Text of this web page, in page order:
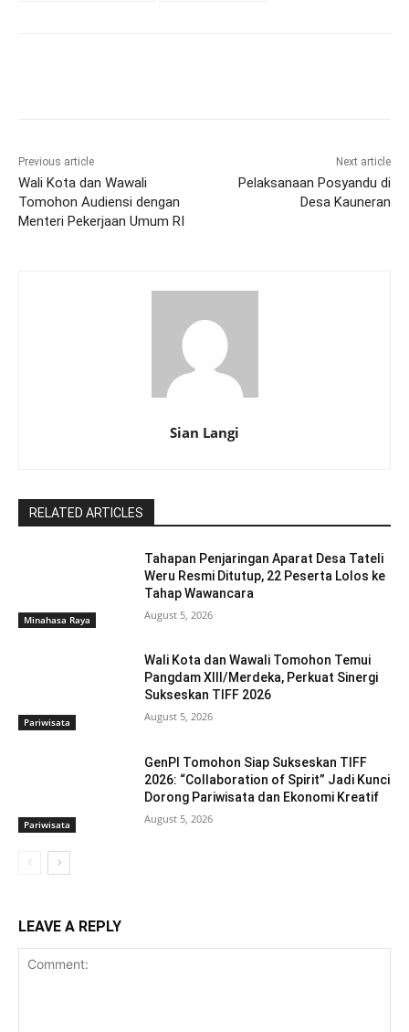
Previous article
Wali Kota dan Wawali
Tomohon Audiensi dengan
Menteri Pekerjaan Umum RI
Next article
Pelaksanaan Posyandu di
Desa Kauneran
Sian Langi
RELATED ARTICLES
Minahasa Raya
Tahapan Penjaringan Aparat Desa Tateli
Weru Resmi Ditutup, 22 Peserta Lolos ke
Tahap Wawancara
August 5, 2026
Pariwisata
Wali Kota dan Wawali Tomohon Temui
Pangdam XIII/Merdeka, Perkuat Sinergi
Sukseskan TIFF 2026
August 5, 2026
Pariwisata
GenPI Tomohon Siap Sukseskan TIFF
2026: “Collaboration of Spirit” Jadi Kunci
Dorong Pariwisata dan Ekonomi Kreatif
August 5, 2026
LEAVE A REPLY